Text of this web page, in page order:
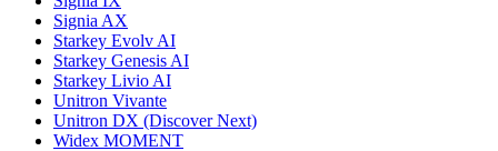
Signia AX
Starkey Evolv AI
Starkey Genesis AI
Starkey Livio AI
Unitron Vivante
Unitron DX (Discover Next)
Widex MOMENT